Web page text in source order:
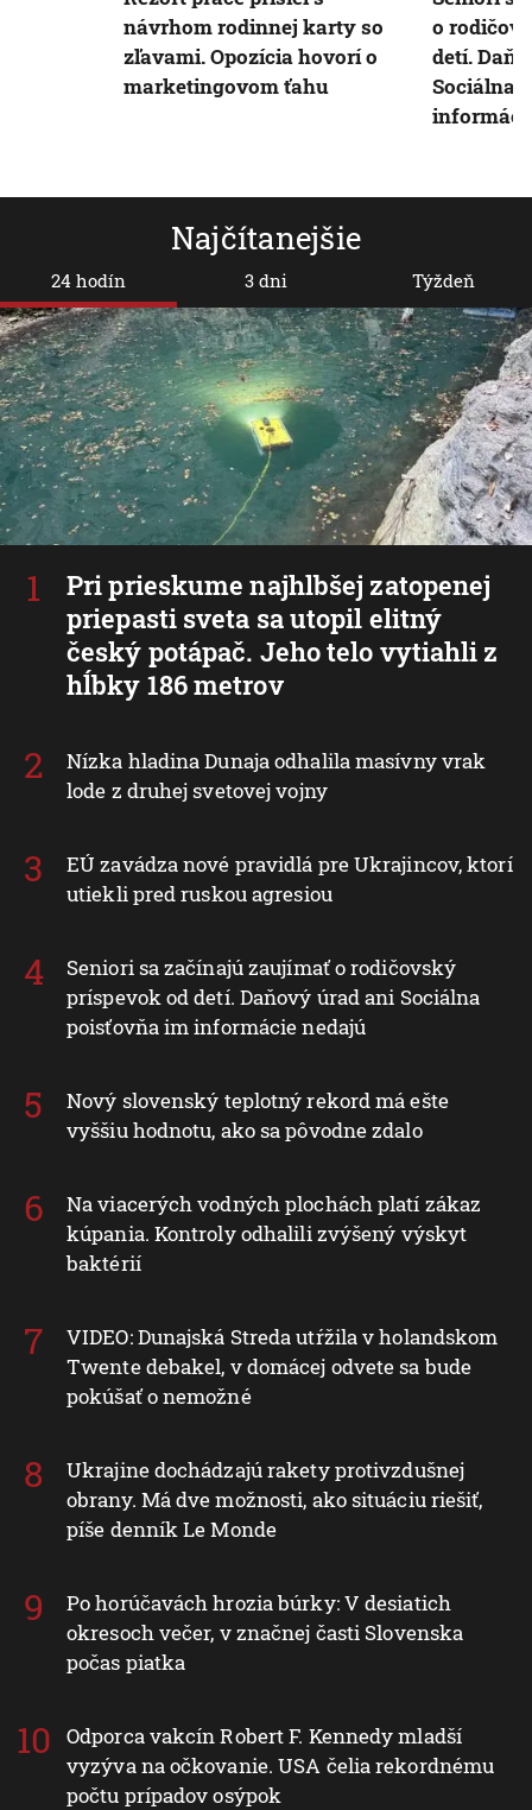
Najčítanejšie
24 hodín
Pri prieskume najhlbšej zatopenej
priepasti sveta sa utopil elitný
český potápač. Jeho telo vytiahli z
hĺbky 186 metrov
Nízka hladina Dunaja odhalila masívny vrak
lode z druhej svetovej vojny
EÚ zavádza nové pravidlá pre Ukrajincov, ktorí
utiekli pred ruskou agresiou
Seniori sa začínajú zaujímať o rodičovský
príspevok od detí. Daňový úrad ani Sociálna
poisťovňa im informácie nedajú
Nový slovenský teplotný rekord má ešte
vyššiu hodnotu, ako sa pôvodne zdalo
Na viacerých vodných plochách platí zákaz
kúpania. Kontroly odhalili zvýšený výskyt
baktérií
VIDEO: Dunajská Streda utŕžila v holandskom
Twente debakel, v domácej odvete sa bude
pokúšať o nemožné
Ukrajine dochádzajú rakety protivzdušnej
obrany. Má dve možnosti, ako situáciu riešiť,
píše denník Le Monde
Po horúčavách hrozia búrky: V desiatich
okresoch večer, v značnej časti Slovenska
počas piatka
Odporca vakcín Robert F. Kennedy mladší
vyzýva na očkovanie. USA čelia rekordnému
počtu prípadov osýpok
3 dni Týždeň
návrhom rodinnej karty so
zľavami. Opozícia hovorí o
marketingovom ťahu
o
detí.
Sociálna